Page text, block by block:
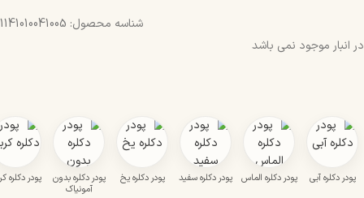
شناسه محصول: 1141010041005
در انبار موجود نمی باشد
پودر دکلره آبی پودر دکلره الماس پودر دکلره سفید پودر دکلره یخ
پودر دکلره بدون
آمونیاک
پودر دکلره